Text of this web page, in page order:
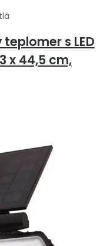
s LED
x 44,5 cm,